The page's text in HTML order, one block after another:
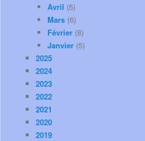
Avril (5)
Mars (6)
Février (8)
Janvier (5)
2025
2024
2023
2022
2021
2020
2019